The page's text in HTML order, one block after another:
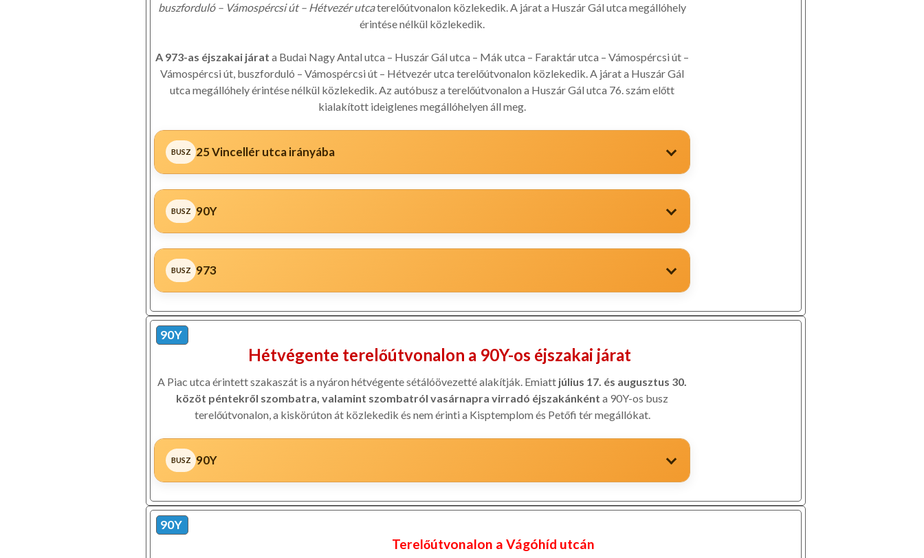
buszforduló – Vámospércsi út – Hétvezér utcaterelőútvonalon közlekedik. A járat a Huszár Gál utca megállóhely
érintése nélkül közlekedik.
A 973-as éjszakai járat a Budai Nagy Antal utca – Huszár Gál utca – Mák utca – Faraktár utca – Vámospércsi út –
Vámospércsi út, buszforduló – Vámospércsi út – Hétvezér utca terelőútvonalon közlekedik. A járat a Huszár Gál
utca megállóhely érintése nélkül közlekedik. Az autóbusz a terelőútvonalon a Huszár Gál utca 76. szám előtt
kialakított ideiglenes megállóhelyen áll meg.
25 Vincellér utca irányába
90Y
973
90Y
Hétvégente terelőútvonalon a 90Y-os éjszakai járat
A Piac utca érintett szakaszát is a nyáron hétvégente sétálóövezetté alakítják. Emiatt július 17. és augusztus 30.
közöt péntekről szombatra, valamint szombatról vasárnapra virradó éjszakánként a 90Y-os busz
terelőútvonalon, a kiskörúton át közlekedik és nem érinti a Kisptemplom és Petőfi tér megállókat.
90Y
90Y
Terelőútvonalon a Vágóhíd utcán